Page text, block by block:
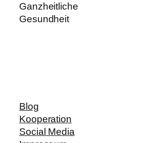
Ganzheitliche
Gesundheit
Blog
Kooperation
Social Media